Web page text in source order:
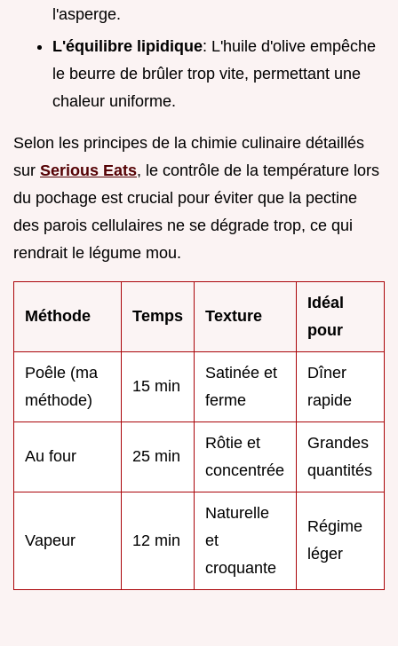
l'asperge.
L'équilibre lipidique: L'huile d'olive empêche
le beurre de brûler trop vite, permettant une
chaleur uniforme.
Selon les principes de la chimie culinaire détaillés
sur Serious Eats, le contrôle de la température lors
du pochage est crucial pour éviter que la pectine
des parois cellulaires ne se dégrade trop, ce qui
rendrait le légume mou.
Méthode Temps Texture
Idéal
pour
Poêle (ma
méthode)
15 min
Satinée et
ferme
Dîner
rapide
Au four 25 min
Rôtie et
concentrée
Grandes
quantités
Vapeur 12 min
Naturelle
et
croquante
Régime
léger